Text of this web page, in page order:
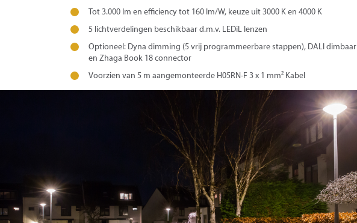
Tot 3.000 lm en efficiency tot 160 lm/W, keuze uit 3000 K en 4000 K
5 lichtverdelingen beschikbaar d.m.v. LEDiL lenzen
Optioneel: Dyna dimming (5 vrij programmeerbare stappen), DALI dimbaar
en Zhaga Book 18 connector
Voorzien van 5 m aangemonteerde H05RN-F 3 x 1 mm² Kabel